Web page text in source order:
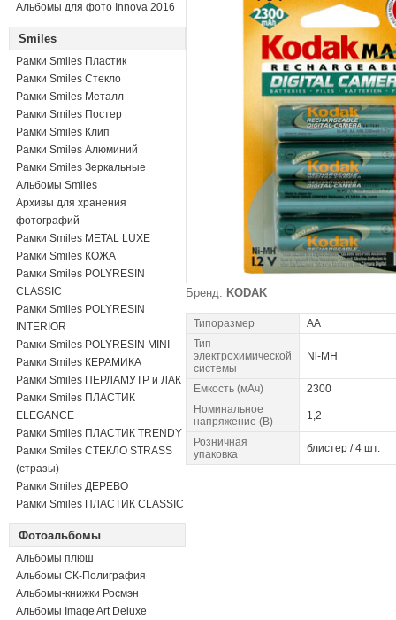
Альбомы для фото Innova 2016
Smiles
Рамки Smiles Пластик
Рамки Smiles Стекло
Рамки Smiles Металл
Рамки Smiles Постер
Рамки Smiles Клип
Рамки Smiles Алюминий
Рамки Smiles Зеркальные
Альбомы Smiles
Архивы для хранения
фотографий
Рамки Smiles METAL LUXE
Рамки Smiles КОЖА
Рамки Smiles POLYRESIN
CLASSIC
Рамки Smiles POLYRESIN
INTERIOR
Рамки Smiles POLYRESIN MINI
Рамки Smiles КЕРАМИКА
Рамки Smiles ПЕРЛАМУТР и ЛАК
Рамки Smiles ПЛАСТИК
ELEGANCE
Рамки Smiles ПЛАСТИК TRENDY
Рамки Smiles СТЕКЛО STRASS
(стразы)
Рамки Smiles ДЕРЕВО
Рамки Smiles ПЛАСТИК CLASSIC
Фотоальбомы
Альбомы плюш
Альбомы СК-Полиграфия
Альбомы-книжки Росмэн
Альбомы Image Art Deluxe
Бренд: KODAK
Типоразмер
AA
Тип
электрохимической
системы
Ni-MH
Емкость (мАч)
2300
Номинальное
напряжение (В)
1,2
Розничная
упаковка
блистер / 4 шт.